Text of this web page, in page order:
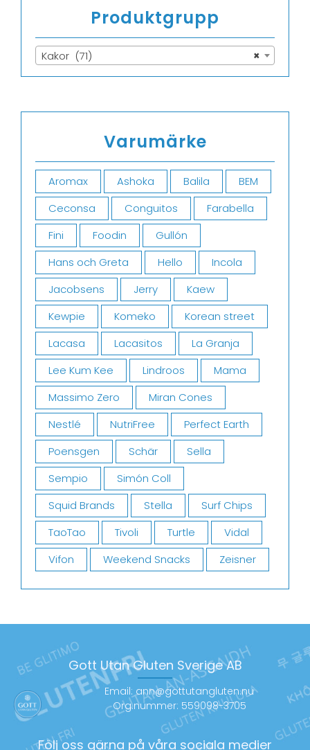
Produktgrupp
×
Kakor (71)
Varumärke
Aromax Ashoka Balila
BEM
Ceconsa
Conguitos
Farabella
Fini
Foodin
Gullón
Hans och Greta
Hello
Incola
Jacobsens
Jerry
Kaew
Kewpie
Komeko
Korean street
Lacasa
Lacasitos
La Granja
Lee Kum Kee
Lindroos
Mama
Massimo Zero
Miran Cones
Nestlé
NutriFree
Perfect Earth
Poensgen
Schär
Sella
Sempio
Simón Coll
Squid Brands
Stella
Surf Chips
TaoTao
Tivoli Turtle
Vidal
Vifon
Weekend Snacks Zeisner
Gott Utan Gluten Sverige AB
Email: ann@gottutangluten.nu
Org.nummer: 559098-3705
Följ oss gärna på våra sociala medier